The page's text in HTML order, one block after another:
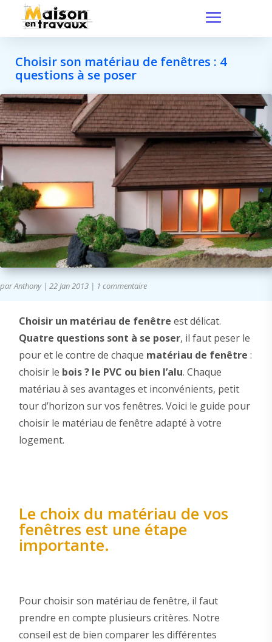
Choisir son matériau de fenêtres : 4
questions à se poser
parAnthony| 22 Jan 2013 | 1 commentaire
Choisir un matériau de fenêtre est délicat.
Quatre questions sont à se poser, il faut peser le
pour et le contre de chaque matériau de fenêtre :
choisir le bois ? le PVC ou bien l’alu. Chaque
matériau à ses avantages et inconvénients, petit
tour d’horizon sur vos fenêtres. Voici le guide pour
choisir le matériau de fenêtre adapté à votre
logement.
Le choix du matériau de vos
fenêtres est une étape
importante.
Pour choisir son matériau de fenêtre, il faut
prendre en compte plusieurs critères. Notre
conseil est de bien comparer les différentes